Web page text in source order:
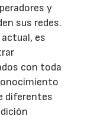
y
sus redes.
es
con toda
diferentes